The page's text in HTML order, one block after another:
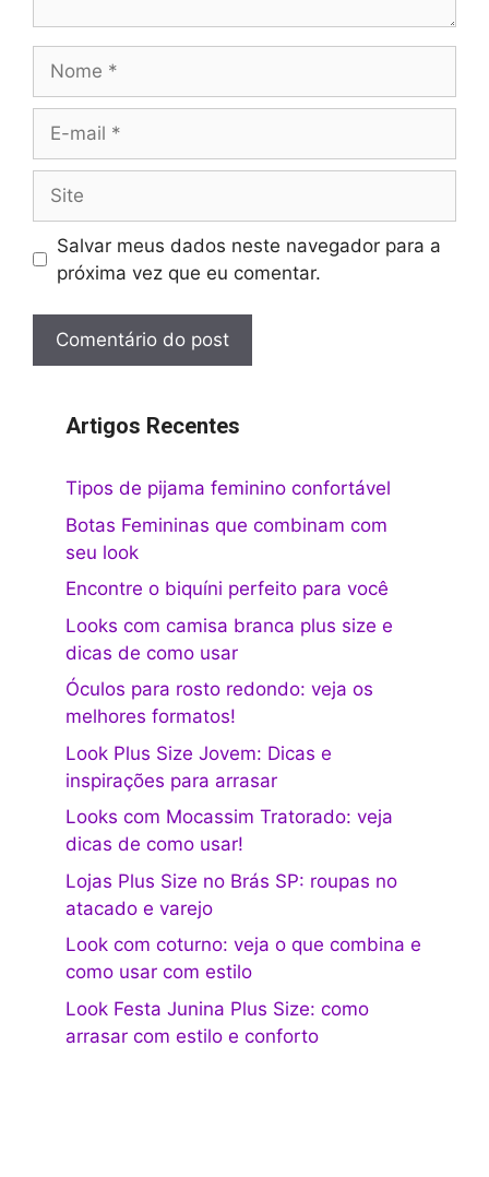
mail
Salvar meus dados neste navegador para a
próxima vez que eu comentar.
Artigos Recentes
Tipos de pijama feminino confortável
Botas Femininas que combinam com
seu look
Encontre o biquíni perfeito para você
Looks com camisa branca plus size e
dicas de como usar
Óculos para rosto redondo: veja os
melhores formatos!
Look Plus Size Jovem: Dicas e
inspirações para arrasar
Looks com Mocassim Tratorado: veja
dicas de como usar!
Lojas Plus Size no Brás SP: roupas no
atacado e varejo
Look com coturno: veja o que combina e
como usar com estilo
Look Festa Junina Plus Size: como
arrasar com estilo e conforto